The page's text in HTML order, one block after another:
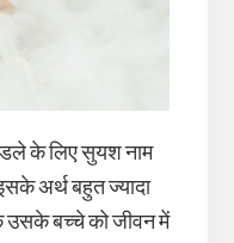
के लिए सुयश नाम
अर्थ बहुत ज्यादा
उसके बच्चे को जीवन में